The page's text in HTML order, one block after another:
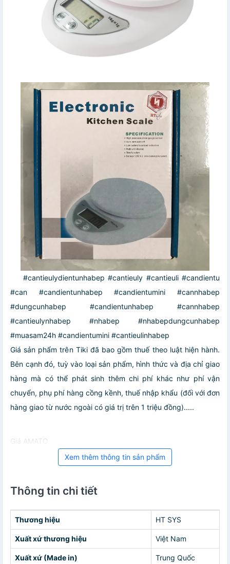
#cantieulydientunhabep #cantieuly #cantieuli #candientu
#can #candientunhabep #candientumini #cannhabep
#dungcunhabep #candientunhabep #cannhabep
#cantieulynhabep #nhabep #nhabepdungcunhabep
#muasam24h #candientumini #cantieulinhabep
Giá sản phẩm trên Tiki đã bao gồm thuế theo luật hiện hành.
Bên cạnh đó, tuỳ vào loại sản phẩm, hình thức và địa chỉ giao
hàng mà có thể phát sinh thêm chi phí khác như phí vận
chuyển, phụ phí hàng cồng kềnh, thuế nhập khẩu (đối với đơn
hàng giao từ nước ngoài có giá trị trên 1 triệu đồng).....
Giá AMATO
Xem thêm thông tin sản phẩm
Thông tin chi tiết
Thương hiệu HT SYS
Xuất xứ thương hiệu Việt Nam
Xuất xứ (Made in) Trung Quốc